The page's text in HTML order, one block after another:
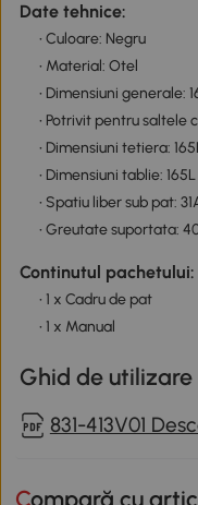
Date tehnice:
• Culoare: Negru
• Material: Otel
• Dimensiuni generale:
• Potrivit pentru saltele
• Dimensiuni tetiera:
• Dimensiuni tablie:
• Spatiu liber sub pat:
• Greutate suportata:
Continutul pachetului:
• 1 x Cadru de pat
• 1 x Manual
Ghid de utilizare
831-413V01
Compară cu